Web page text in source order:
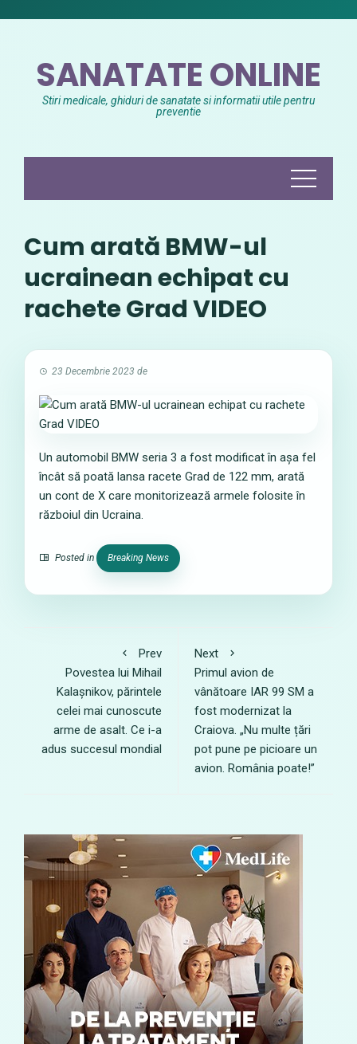
SANATATE ONLINE
Stiri medicale, ghiduri de sanatate si informatii utile pentru
preventie
Cum arată BMW-ul
ucrainean echipat cu
rachete Grad VIDEO
23 Decembrie 2023 de
Un automobil BMW seria 3 a fost modificat în așa fel
încât să poată lansa racete Grad de 122 mm, arată
un cont de X care monitorizează armele folosite în
războiul din Ucraina.
Posted in Breaking News
Prev
Povestea lui Mihail
Kalașnikov, părintele
celei mai cunoscute
arme de asalt. Ce i-a
adus succesul mondial
Next
Primul avion de
vânătoare IAR 99 SM a
fost modernizat la
Craiova. „Nu multe țări
pot pune pe picioare un
avion. România poate!”